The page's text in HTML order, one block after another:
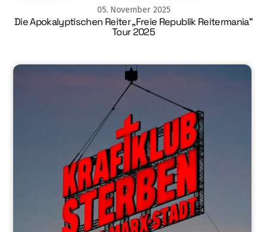
05. November 2025
Die Apokalyptischen Reiter „Freie Republik Reitermania“
Tour 2025